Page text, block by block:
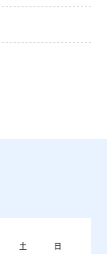
土 日